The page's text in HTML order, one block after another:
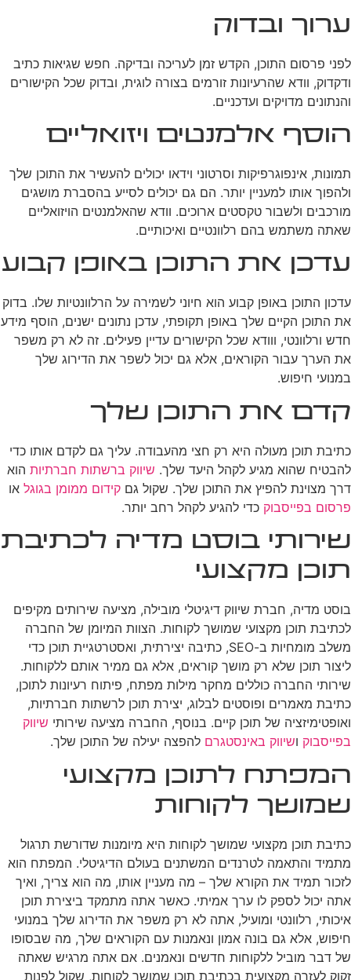
ערוך ובדוק
לפני פרסום התוכן, הקדש זמן לעריכה ובדיקה. חפש שגיאות כתיב
ודקדוק, וודא שהרעיונות זורמים בצורה לוגית, ובדוק שכל הקישורים
והנתונים מדויקים ועדכניים.
הוסף אלמנטים ויזואליים
תמונות, אינפוגרפיקות וסרטוני וידאו יכולים להעשיר את התוכן שלך
ולהפוך אותו למעניין יותר. הם גם יכולים לסייע בהסברת מושגים
מורכבים ולשבור טקסטים ארוכים. וודא שהאלמנטים הויזואליים
שאתה משתמש בהם רלוונטיים ואיכותיים.
עדכן את התוכן באופן קבוע
עדכון התוכן באופן קבוע הוא חיוני לשמירה על הרלוונטיות שלו. בדוק
את התוכן הקיים שלך באופן תקופתי, עדכן נתונים ישנים, הוסף מידע
חדש ורלוונטי, ווודא שכל הקישורים עדיין פעילים. זה לא רק משפר
את הערך עבור הקוראים, אלא גם יכול לשפר את הדירוג שלך
במנועי חיפוש.
קדם את התוכן שלך
כתיבת תוכן מעולה היא רק חצי מהעבודה. עליך גם לקדם אותו כדי
להבטיח שהוא מגיע לקהל היעד שלך. שיווק ברשתות חברתיות הוא
דרך מצוינת להפיץ את התוכן שלך. שקול גם קידום ממומן בגוגל או
פרסום בפייסבוק כדי להגיע לקהל רחב יותר.
שירותי בוסט מדיה לכתיבת
תוכן מקצועי
בוסט מדיה, חברת שיווק דיגיטלי מובילה, מציעה שירותים מקיפים
לכתיבת תוכן מקצועי שמושך לקוחות. הצוות המיומן של החברה
משלב מומחיות ב-SEO, כתיבה יצירתית, ואסטרטגיית תוכן כדי
ליצור תוכן שלא רק מושך קוראים, אלא גם ממיר אותם ללקוחות.
שירותי החברה כוללים מחקר מילות מפתח, פיתוח רעיונות לתוכן,
כתיבת מאמרים ופוסטים לבלוג, יצירת תוכן לרשתות חברתיות,
ואופטימיזציה של תוכן קיים. בנוסף, החברה מציעה שירותי שיווק
בפייסבוק ושיווק באינסטגרם להפצה יעילה של התוכן שלך.
המפתח לתוכן מקצועי
שמושך לקוחות
כתיבת תוכן מקצועי שמושך לקוחות היא מיומנות שדורשת תרגול
מתמיד והתאמה לטרנדים המשתנים בעולם הדיגיטלי. המפתח הוא
לזכור תמיד את הקורא שלך – מה מעניין אותו, מה הוא צריך, ואיך
אתה יכול לספק לו ערך אמיתי. כאשר אתה מתמקד ביצירת תוכן
איכותי, רלוונטי ומועיל, אתה לא רק משפר את הדירוג שלך במנועי
חיפוש, אלא גם בונה אמון ונאמנות עם הקוראים שלך, מה שבסופו
של דבר מוביל ללקוחות חדשים ונאמנים. אם אתה מרגיש שאתה
זקוק לעזרה מקצועית בכתיבת תוכן שמושך לקוחות, שקול לפנות